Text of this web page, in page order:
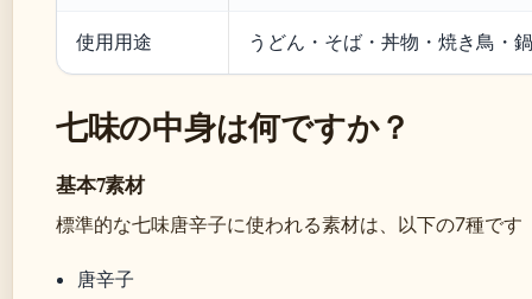
使用用途 うどん・そば・丼物・焼き鳥・
七味の中身は何ですか？
基本7素材
標準的な七味唐辛子に使われる素材は、以下の7種です
唐辛子